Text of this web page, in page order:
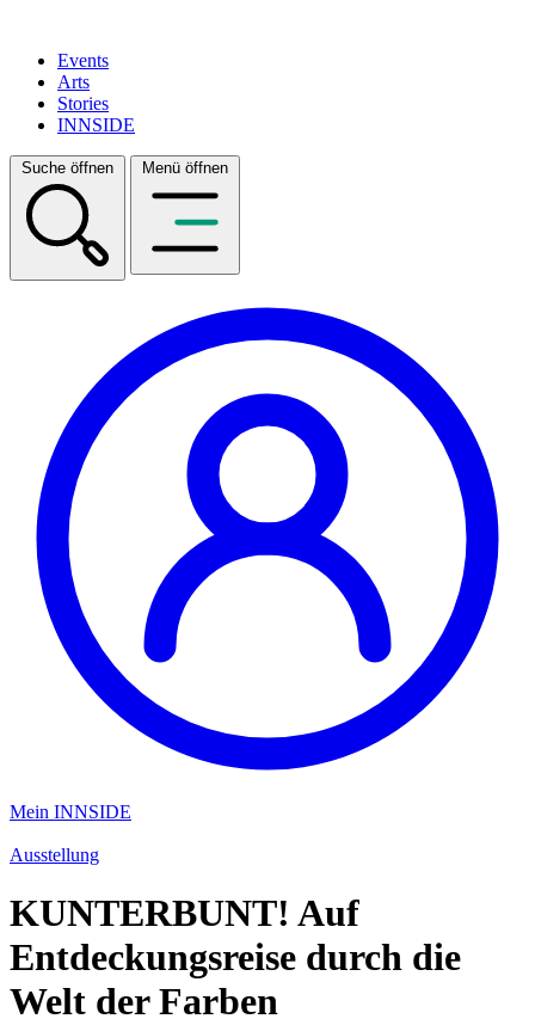
Events
Arts
Stories
INNSIDE
Suche öffnen Menü öffnen
Mein INNSIDE
Ausstellung
KUNTERBUNT! Auf
Entdeckungsreise durch die
Welt der Farben